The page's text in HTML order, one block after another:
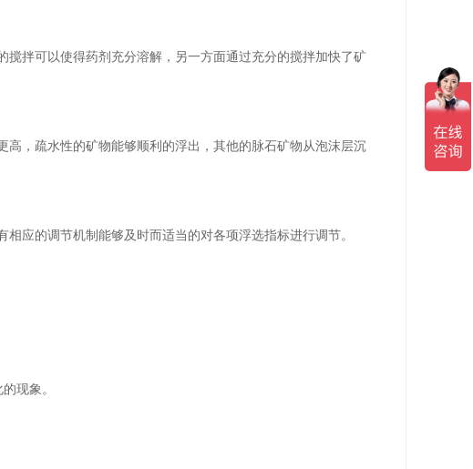
拌可以使得药剂充分溶解，另一方面通过充分的搅拌加快了矿
，疏水性的矿物能够顺利的浮出，其他的脉石矿物从泡沫层沉
应的调节机制能够及时而适当的对各项浮选指标进行调节。
现象。